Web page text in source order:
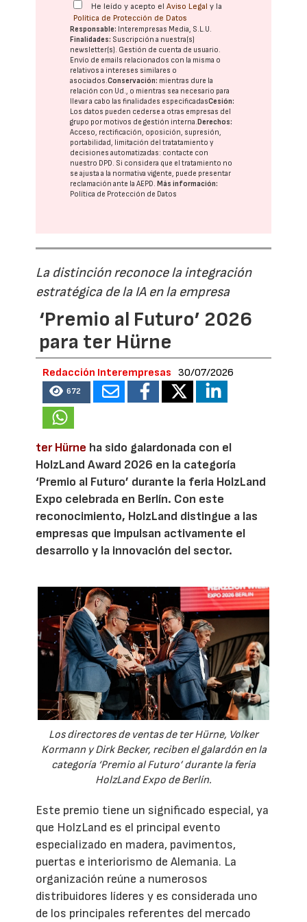
He leído y acepto elAviso Legal y la
Política de Protección de Datos
Responsable: Interempresas Media, S.L.U.
Finalidades: Suscripción a nuestra(s)
newsletter(s). Gestión de cuenta de usuario.
Envío de emails relacionados con la misma o
relativos a intereses similares o
asociados.Conservación: mientras dure la
relación con Ud., o mientras sea necesario para
llevar a cabo las finalidades especificadasCesión:
Los datos pueden cederse a otras empresas del
grupo por motivos de gestión interna.Derechos:
Acceso, rectificación, oposición, supresión,
portabilidad, limitación del tratatamiento y
decisiones automatizadas: contacte con
nuestro DPD. Si considera que el tratamiento no
se ajusta a la normativa vigente, puede presentar
reclamación ante laAEPD.Más información:
Política de Protección de Datos
La distinción reconoce la integración
estratégica de la IA en la empresa
‘Premio al Futuro’ 2026
para ter Hürne
Redacción Interempresas 30/07/2026
672
ter Hürne ha sido galardonada con el
HolzLand Award 2026 en la categoría
‘Premio al Futuro’ durante la feria HolzLand
Expo celebrada en Berlín. Con este
reconocimiento, HolzLand distingue a las
empresas que impulsan activamente el
desarrollo y la innovación del sector.
Los directores de ventas de ter Hürne, Volker
Kormann y Dirk Becker, reciben el galardón en la
categoría ‘Premio al Futuro’ durante la feria
HolzLand Expo de Berlín.
Este premio tiene un significado especial, ya
que HolzLand es el principal evento
especializado en madera, pavimentos,
puertas e interiorismo de Alemania. La
organización reúne a numerosos
distribuidores líderes y es considerada uno
de los principales referentes del mercado